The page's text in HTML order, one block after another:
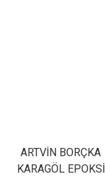
ARTVİN BORÇKA
KARAGÖL EPOKSİ